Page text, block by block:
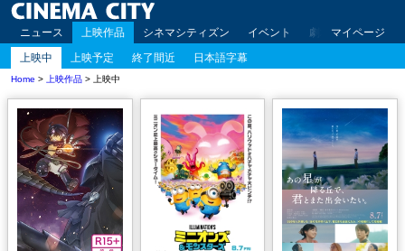
ニュース 上映作品 シネマシティズン イベント 劇場案内 アク
マイページ
上映中
上映予定 終了間近 日本語字幕
Home > 上映作品 > 上映中